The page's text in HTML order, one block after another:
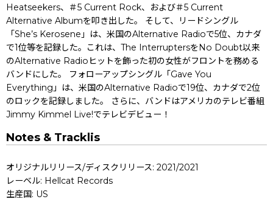
Heatseekers、＃5 Current Rock、および＃5 Current
Alternative Albumを叩き出した。 そして、リードシングル
「She’s Kerosene」は、米国のAlternative Radioで5位、カナダ
で1位等を記録した。これは、The InterruptersをNo Doubt以来
のAlternative Radioヒットを飾った初の女性がフロントを務める
バンドにした。 フォローアップシングル「Gave You
Everything」は、米国のAlternative Radioで19位、カナダで2位
のロックを記録しました。 さらに、バンドはアメリカのテレビ番組
Jimmy Kimmel Live!でテレビデビュー！
Notes & Tracklis
オリジナルリリース/ディスクリリース: 2021/2021
レーベル: Hellcat Records
生産国: US